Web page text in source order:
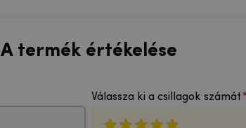
A termék értékelése
Válassza ki a csillagok számát